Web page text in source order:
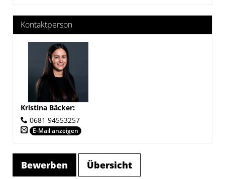
Kontaktperson
Kristina Bäcker:
0681 94553257
E-Mail anzeigen
Bewerben Übersicht